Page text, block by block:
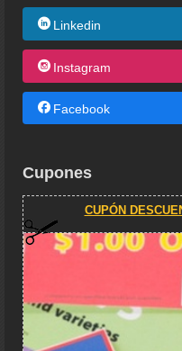
Linkedin
Instagram
Facebook
Cupones
CUPÓN